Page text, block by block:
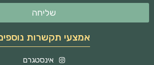
שליחה
אמצעי תקשרות
אינסטגרם